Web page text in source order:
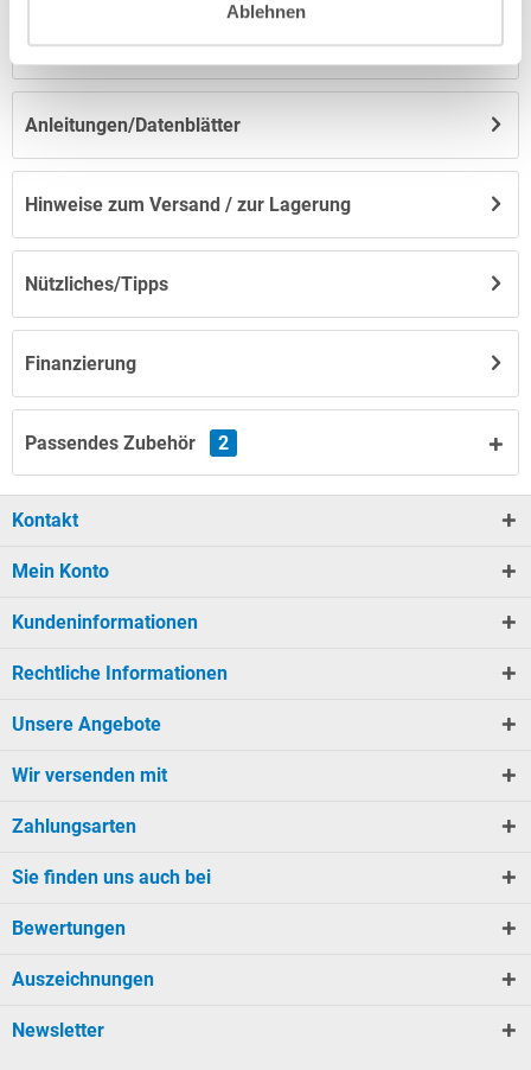
Ablehnen
Finanzierung
Herstellerangaben
Anleitungen/Datenblätter
Hinweise zum Versand / zur Lagerung
Nützliches/Tipps
Passendes Zubehör 2
Kontakt
Mein Konto
Kundeninformationen
Rechtliche Informationen
Unsere Angebote
Wir versenden mit
Zahlungsarten
Sie finden uns auch bei
Bewertungen
Auszeichnungen
Newsletter